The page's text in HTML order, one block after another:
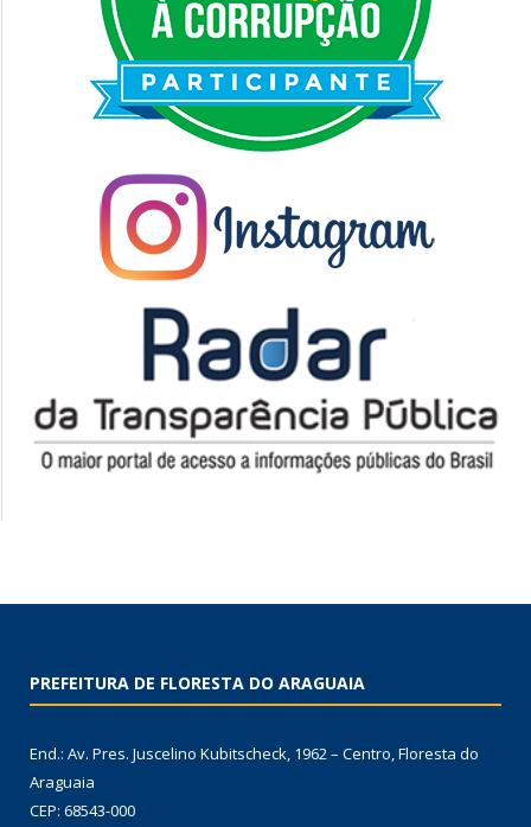
PREFEITURA DE FLORESTA DO ARAGUAIA
End.: Av. Pres. Juscelino Kubitscheck, 1962 – Centro, Floresta do
Araguaia
CEP: 68543-000